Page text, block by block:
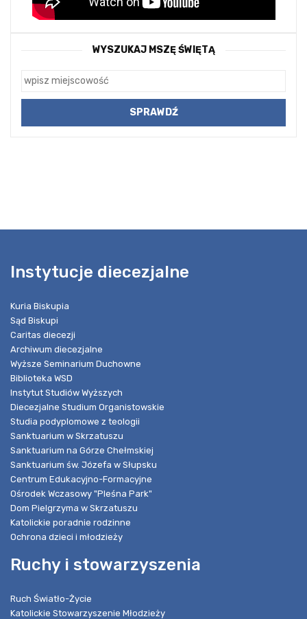
WYSZUKAJ MSZĘ ŚWIĘTĄ
Instytucje diecezjalne
Kuria Biskupia
Sąd Biskupi
Caritas diecezji
Archiwum diecezjalne
Wyższe Seminarium Duchowne
Biblioteka WSD
Instytut Studiów Wyższych
Diecezjalne Studium Organistowskie
Studia podyplomowe z teologii
Sanktuarium w Skrzatuszu
Sanktuarium na Górze Chełmskiej
Sanktuarium św. Józefa w Słupsku
Centrum Edukacyjno-Formacyjne
Ośrodek Wczasowy "Pleśna Park"
Dom Pielgrzyma w Skrzatuszu
Katolickie poradnie rodzinne
Ochrona dzieci i młodzieży
Ruchy i stowarzyszenia
Ruch Światło-Życie
Katolickie Stowarzyszenie Młodzieży